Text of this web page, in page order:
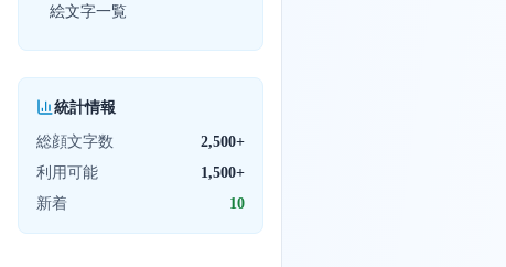
絵文字一覧
統計情報
総顔文字数
2,500+
利用可能
1,500+
新着
10